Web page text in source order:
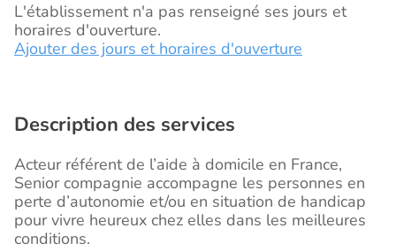
L'établissement n'a pas renseigné ses jours et
horaires d'ouverture.
Ajouter des jours et horaires d'ouverture
Description des services
Acteur référent de l’aide à domicile en France,
Senior compagnie accompagne les personnes en
perte d’autonomie et/ou en situation de handicap
pour vivre heureux chez elles dans les meilleures
conditions.